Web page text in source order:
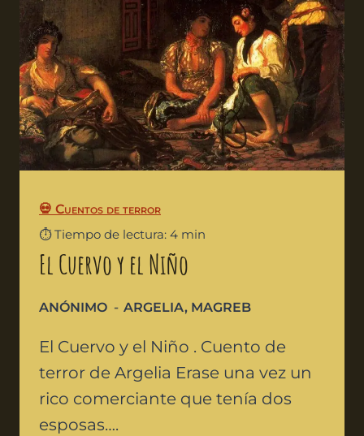
💀 Cuentos de terror
⏱️ Tiempo de lectura: 4 min
El Cuervo y el Niño
ANÓNIMO ARGELIA, MAGREB
El Cuervo y el Niño . Cuento de
terror de Argelia Erase una vez un
rico comerciante que tenía dos
esposas….